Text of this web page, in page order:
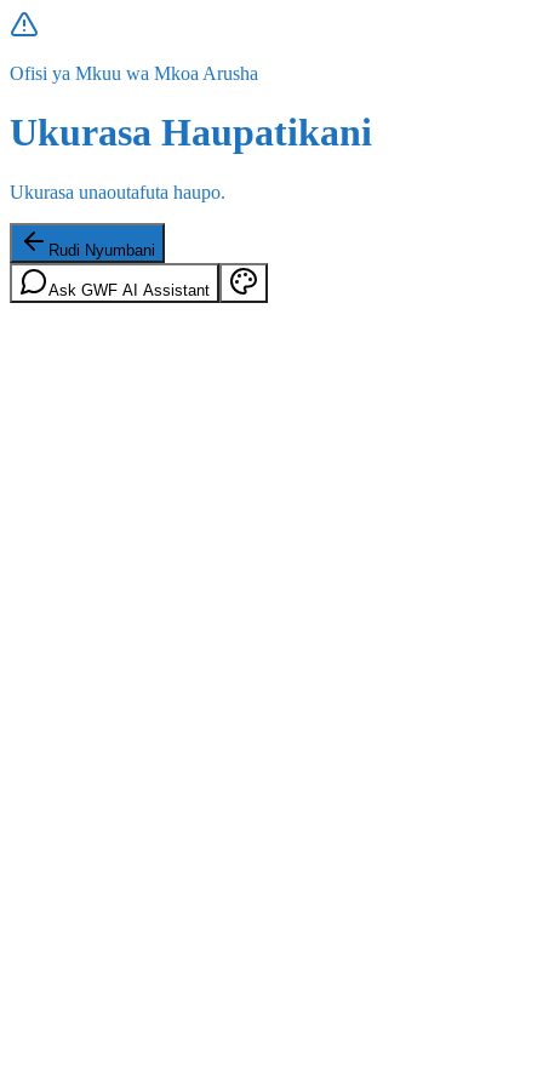
Ofisi ya Mkuu wa Mkoa Arusha
Ukurasa Haupatikani
Ukurasa unaoutafuta haupo.
Rudi Nyumbani
Ask GWF AI Assistant